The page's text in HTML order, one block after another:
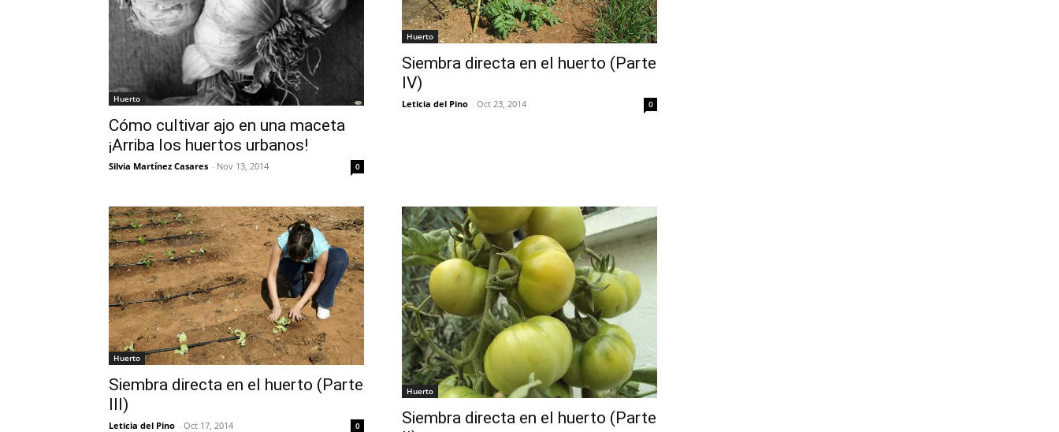
Huerto
Cómo cultivar ajo en una maceta
¡Arriba los huertos urbanos!
Silvia Martínez Casares - Nov 13, 2014 0
Huerto
Siembra directa en el huerto (Parte
IV)
Leticia del Pino - Oct 23, 2014 0
Huerto
Siembra directa en el huerto (Parte
III)
Leticia del Pino - Oct 17, 2014 0
Huerto
Siembra directa en el huerto (Parte